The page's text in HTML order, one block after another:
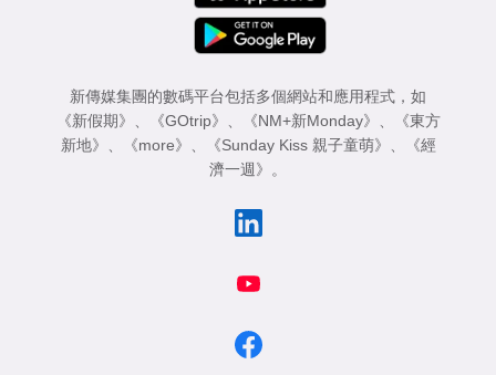
新傳媒集團的數碼平台包括多個網站和應用程式，如
《新假期》
《GOtrip》 《NM+新Monday》
《東方
新地》
《more》 《Sunday Kiss 親子童萌》
《經
濟一週》
。